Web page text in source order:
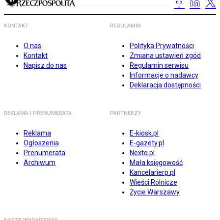
KONTAKT
O nas
Kontakt
Napisz do nas
REGULAMIN
Polityka Prywatności
Zmiana ustawień zgód
Regulamin serwisu
Informacje o nadawcy
Deklaracja dostępności
REKLAMA I PRENUMERATA
Reklama
Ogłoszenia
Prenumerata
Archiwum
PARTNERZY
E-kiosk.pl
E-gazety.pl
Nexto.pl
Mała księgowość
Kancelarierp.pl
Wieści Rolnicze
Życie Warszawy